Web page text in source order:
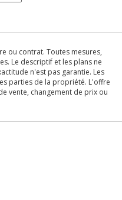
ou contrat. Toutes mesures,
Le descriptif et les plans ne
n'est pas garantie. Les
parties de la propriété. L'offre
vente, changement de prix ou